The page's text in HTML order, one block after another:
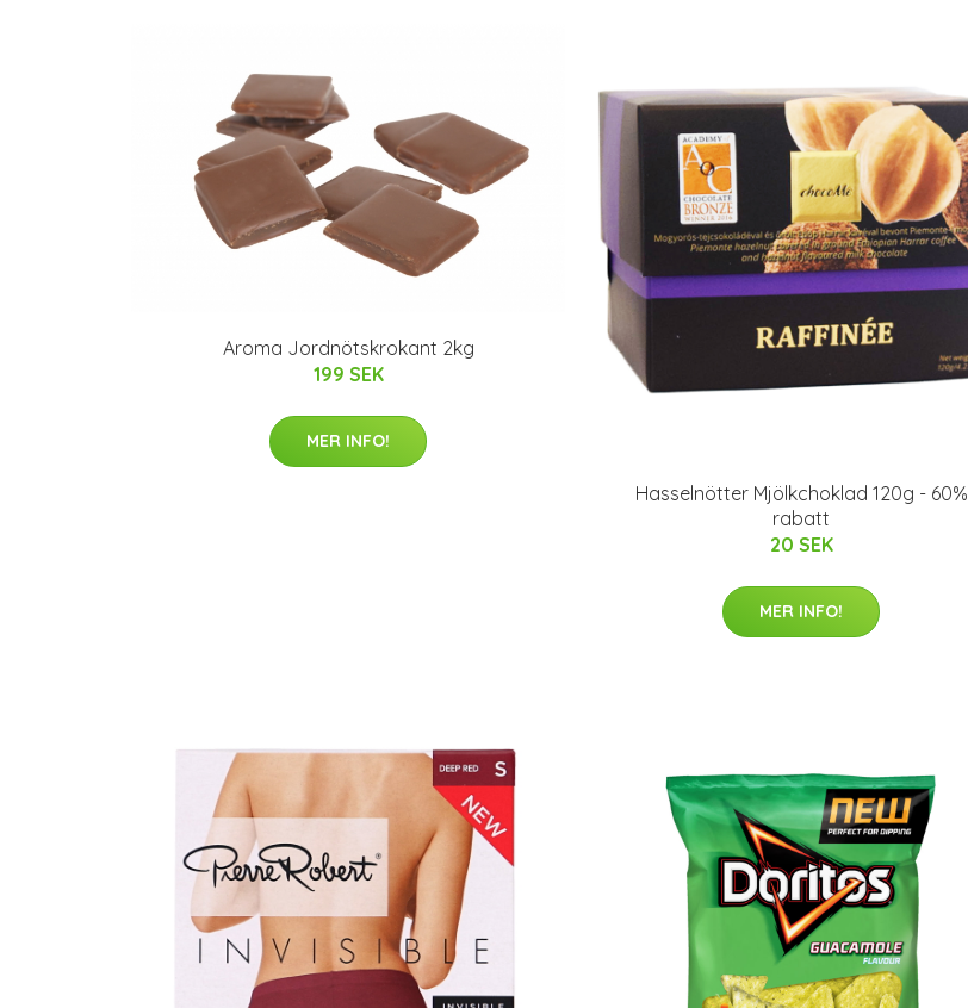
Aroma Jordnötskrokant 2kg
199 SEK
MER INFO!
Hasselnötter Mjölkchoklad 120g - 60%
rabatt
20 SEK
MER INFO!